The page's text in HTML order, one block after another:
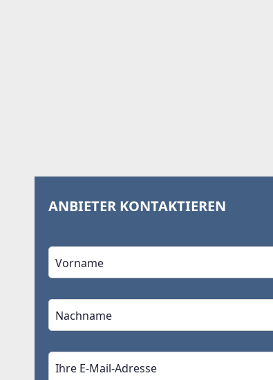
ANBIETER KONTAKTIEREN